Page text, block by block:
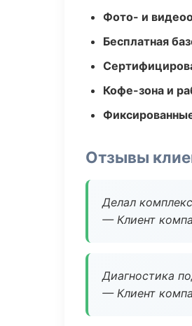
Фото- и
Бесплатная
Кофе-зона и
Отзывы
Делал
— Клиент
Диагностика
— Клиент